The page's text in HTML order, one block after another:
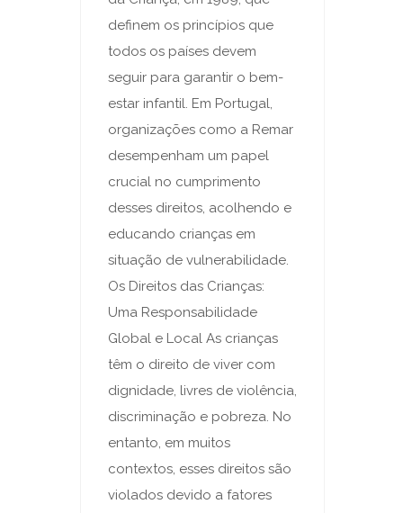
definem os princípios que
todos os países devem
seguir para garantir o bem-
estar infantil. Em Portugal,
organizações como a Remar
desempenham um papel
crucial no cumprimento
desses direitos, acolhendo e
educando crianças em
situação de vulnerabilidade.
Os Direitos das Crianças:
Uma Responsabilidade
Global e Local As crianças
têm o direito de viver com
dignidade, livres de violência,
discriminação e pobreza. No
entanto, em muitos
contextos, esses direitos são
violados devido a fatores